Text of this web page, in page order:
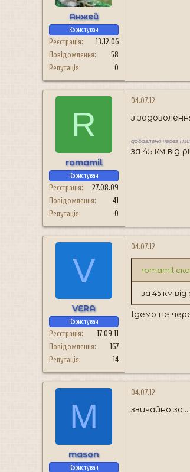
Анжей
Користувач
Реєстрація
13.12.06
Повідомлення
58
Репутація
0
R
romamil
Користувач
Реєстрація
27.08.09
Повідомлення
41
Репутація
0
04.07.12
з
добавлено через 1
за 45 км від
V
VERA
Користувач
Реєстрація
17.09.11
Повідомлення
167
Репутація
14
04.07.12
romamil
за 45 км
Їдемо не
M
mason
Користувач
04.07.12
звичайно